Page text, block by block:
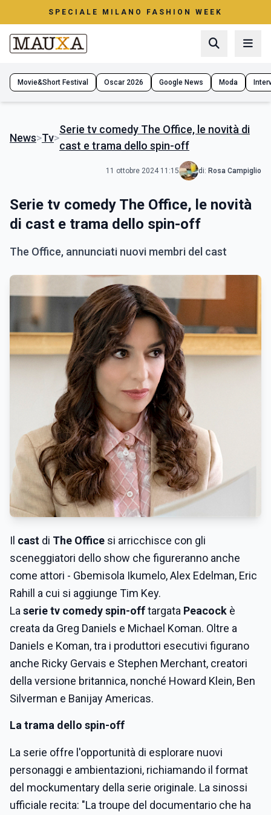
SPECIALE MILANO FASHION WEEK
Movie&Short Festival Oscar 2026 Google News Moda
News>Tv>
Serie tv comedy The Office, le novità di
cast e trama dello spin-off
11 ottobre 2024 11:15 di: Rosa Campiglio
Serie tv comedy The Office, le novità
di cast e trama dello spin-off
The Office, annunciati nuovi membri del cast
Il cast di The Office si arricchisce con gli
sceneggiatori dello show che figureranno anche
come attori - Gbemisola Ikumelo, Alex Edelman, Eric
Rahill a cui si aggiunge Tim Key.
La serie tv comedy spin-offtargata Peacock è
creata da Greg Daniels e Michael Koman. Oltre a
Daniels e Koman, tra i produttori esecutivi figurano
anche Ricky Gervais e Stephen Merchant, creatori
della versione britannica, nonché Howard Klein, Ben
Silverman e Banijay Americas.
La trama dello spin-off
La serie offre l'opportunità di esplorare nuovi
personaggi e ambientazioni, richiamando il format
del mockumentary della serie originale. La sinossi
ufficiale recita: "La troupe del documentario che ha